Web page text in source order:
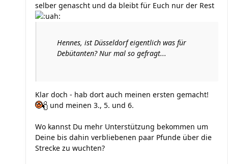
selber genascht und da bleibt für Euch nur der Rest
Hennes, ist Düsseldorf eigentlich was für
Debütanten? Nur mal so gefragt...
Klar doch - hab dort auch meinen ersten gemacht!
und meinen 3., 5. und 6.
Wo kannst Du mehr Unterstützung bekommen um
Deine bis dahin verbliebenen paar Pfunde über die
Strecke zu wuchten?